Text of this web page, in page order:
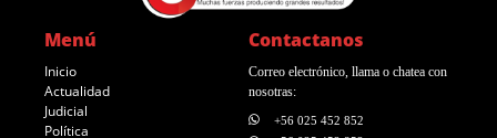
Menú
Inicio
Actualidad
Judicial
Política
Contactanos
Correo electrónico, llama o chatea con
nosotras:
+56 025 452 852